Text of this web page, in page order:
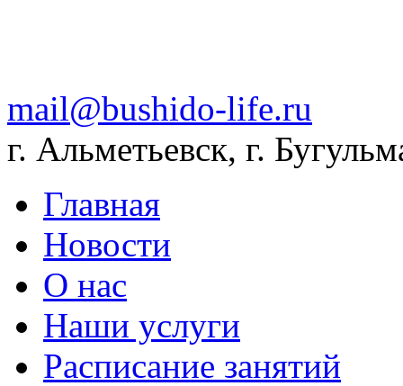
mail@bushido-life.ru
г. Альметьевск, г.
Главная
Новости
О нас
Наши услуги
Расписание занятий